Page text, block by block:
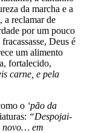
da marcha e a
a reclamar de
por um pouco
Deus é
um alimento
fortalecido,
carne, e pela
o ‘pão da
“Despojai-
novo… em